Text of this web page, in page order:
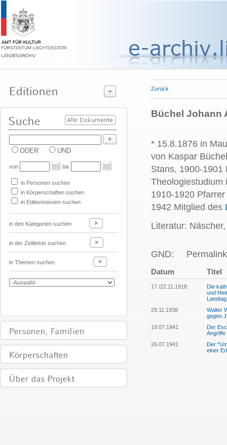
ODER UND
von bis
in Personen suchen
in Körperschaften suchen
in Editionstexten suchen
in den Kategorien suchen
in der Zeitleiste suchen
in Themen suchen
Zurück
Büchel Johann
* 15.8.1876 in
von Kaspar
Stans, 1900-1901
Theologiestudium
1910-1920
1942 Mitglied des
Literatur:
GND:
Datum Titel
17./22.11.1918
Die
und
29.11.1938
Walter
gegen
19.07.1941
Der
26.07.1941
Der
einer